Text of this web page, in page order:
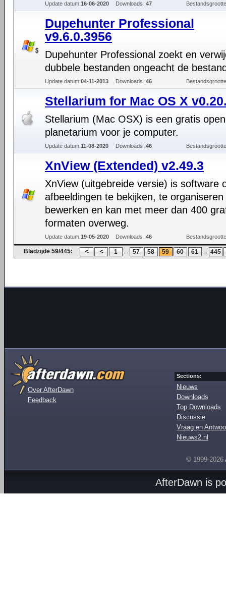
Update datum:16-06-2020 Downloads :47
Dupehunter Professional
v9.6.0.3956
Dupehunter Professional zoekt en
dubbele bestanden ongeacht de
Update datum:04-11-2013 Downloads :46
Stellarium for Mac OS X
Stellarium (Mac OSX) is een gratis
planetarium voor je computer.
Update datum:11-08-2020 Downloads :46
XnView (Extended) v2.49.3
XnView (uitgebreide versie) is software
afbeeldingen te bekijken, te
bewerken en kan met meer dan 400
formaten overweg.
Update datum:19-05-2020 Downloads :46
Bladzijde 59/445: 1 ... 57 58 59 60 61 ... 445
Over AfterDawn
Feedback
Sections:
Nieuws
Downloads
Top Downloads
Discussie
Vraag en
Nieuws2.nl
© 1999-2026
AfterDawn is